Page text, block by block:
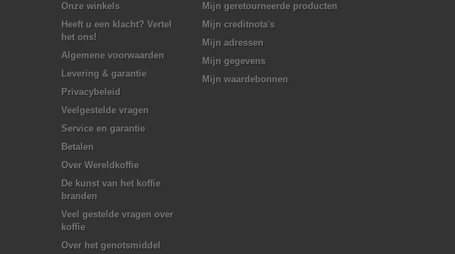
Onze winkels
Heeft u een klacht? Vertel
het ons!
Algemene voorwaarden
Levering & garantie
Privacybeleid
Veelgestelde vragen
Service en garantie
Betalen
Over Wereldkoffie
De kunst van het koffie
branden
Veel gestelde vragen over
koffie
Over het genotsmiddel
Mijn geretourneerde producten
Mijn creditnota's
Mijn adressen
Mijn gegevens
Mijn waardebonnen